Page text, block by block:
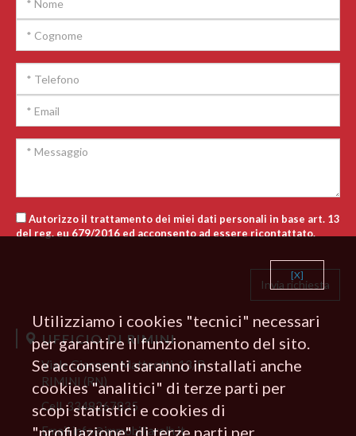
Autorizzo il trattamento dei miei dati personali in base art. 13
del reg. eu 679/2016 ed acconsento ad essere ricontattato.
UFFICIO DI RIMINI
Viale Giacomo Matteotti, 13/B
RIMINI (RN)
Cell.3348267835
Emailinfo@immobiliarelh.it
[X]
Utilizziamo i cookies "tecnici" necessari
per garantire il funzionamento del sito.
Se acconsenti saranno installati anche
cookies "analitici" di terze parti per
scopi statistici e cookies di
"profilazione" di terze parti per